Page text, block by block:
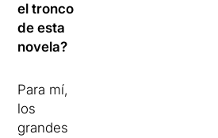
el tronco
de esta
novela?
Para mí,
los
grandes